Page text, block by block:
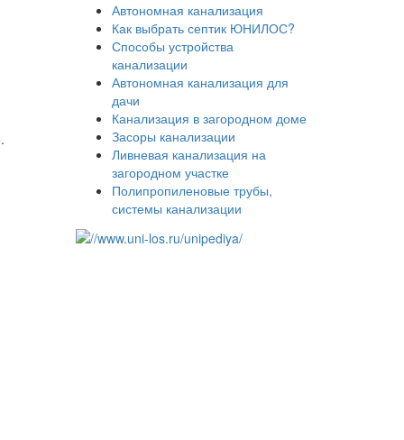
Автономная канализация
Как выбрать септик ЮНИЛОС?
Способы устройства
канализации
Автономная канализация для
дачи
Канализация в загородном доме
Засоры канализации
Ливневая канализация на
загородном участке
Полипропиленовые трубы,
системы канализации